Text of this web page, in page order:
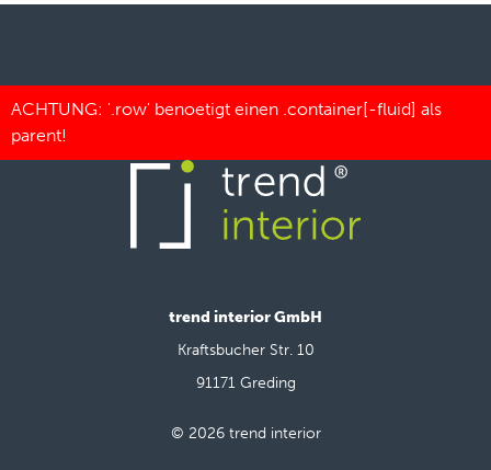
trend interior GmbH
Kraftsbucher Str. 10
91171 Greding
© 2026 trend interior